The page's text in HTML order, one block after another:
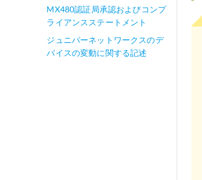
MX480認証局承認およびコンプ
ライアンスステートメント
ジュニパーネットワークスのデ
バイスの変動に関する記述